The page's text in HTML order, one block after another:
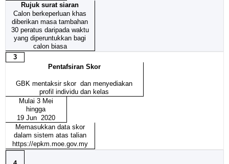
Rujuk surat siaran
Calon berkeperluan khas
diberikan masa tambahan
30 peratus daripada waktu
yang diperuntukkan bagi
calon biasa
3
Pentafsiran Skor
GBK mentaksir skor dan menyediakan
profil individu dan kelas
Mulai 3 Mei
hingga
19 Jun 2020
Memasukkan data skor
dalam sistem atas talian
https://epkm.moe.gov.my